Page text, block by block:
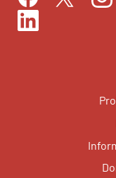
FacebookTwitter
LinkedIn